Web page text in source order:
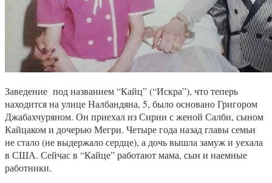
Заведение под названием “Кайц” (“Искра”), что теперь
находится на улице Налбандяна, 5, было основано Григором
Джабахчуряном. Он приехал из Сирии с женой Салби, сыном
Кайцаком и дочерью Мегри. Четыре года назад главы семьи
не стало (не выдержало сердце), а дочь вышла замуж и уехала
в США. Сейчас в “Кайце” работают мама, сын и наемные
работники.